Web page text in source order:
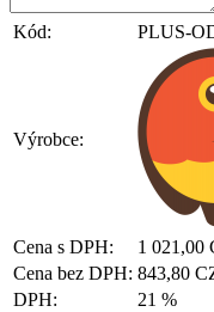
Kód: PLUS-
Výrobce:
Cena s DPH:
1 021,00
Cena bez DPH: 843,80
DPH:
21 %